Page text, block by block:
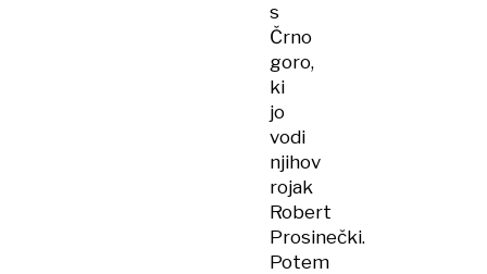
s
Črno
goro,
ki
jo
vodi
njihov
rojak
Robert
Prosinečki.
Potem